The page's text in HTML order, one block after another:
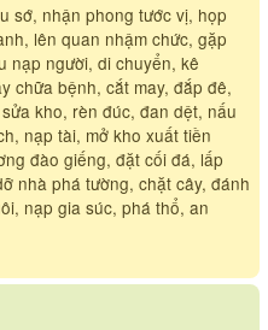
sớ, nhận phong tước vị, họp
lên quan nhậm chức, gặp
nạp người, di chuyển, kê
chữa bệnh, cắt may, đắp đê,
kho, rèn đúc, đan dệt, nấu
nạp tài, mở kho xuất tiền
đào giếng, đặt cối đá, lấp
nhà phá tường, chặt cây, đánh
nạp gia súc, phá thổ, an